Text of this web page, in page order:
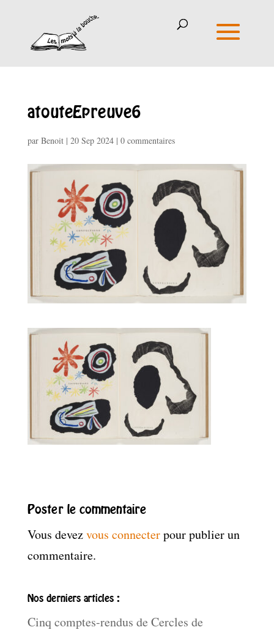
atouteEpreuve6
par Benoit| 20 Sep 2024| 0 commentaires
Poster le commentaire
Vous devezvous connecterpour publier un
commentaire.
Nos derniers articles :
Cinq comptes-rendus de Cercles de